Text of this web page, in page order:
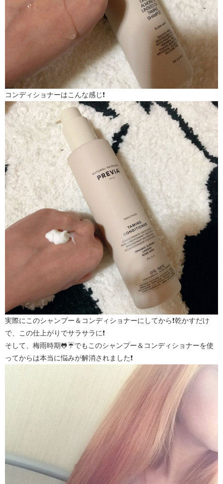
コンディショナーはこんな感じ❗
実際にこのシャンプー＆コンディショナーにしてから❗乾かすだけ
で、この仕上がりでサラサラに❗
そして、梅雨時期🐸☔でもこのシャンプー＆コンディショナーを使
ってからは本当に悩みが解消されました❗